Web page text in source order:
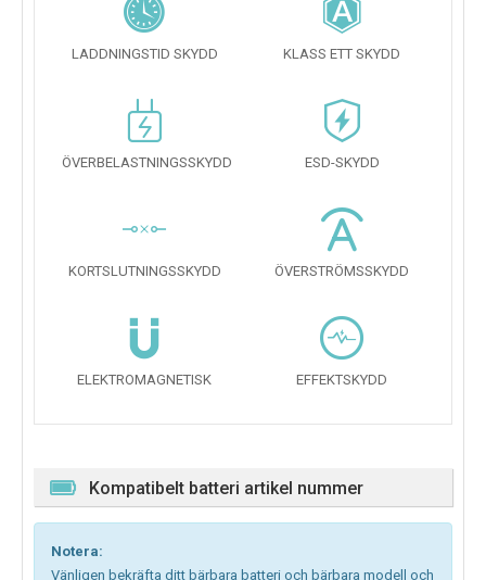
LADDNINGSTID SKYDD KLASS ETT SKYDD
ÖVERBELASTNINGSSKYDD ESD-SKYDD
KORTSLUTNINGSSKYDD ÖVERSTRÖMSSKYDD
ELEKTROMAGNETISK EFFEKTSKYDD
Kompatibelt batteri artikel nummer
Notera:
Vänligen bekräfta ditt bärbara batteri och bärbara modell och